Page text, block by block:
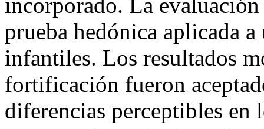
prueba hedónica aplicada
infantiles. Los resultados
fortificación fueron
diferencias perceptibles en